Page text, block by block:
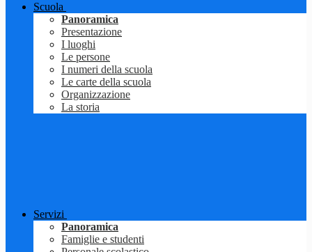
Scuola
Panoramica
Presentazione
I luoghi
Le persone
I numeri della scuola
Le carte della scuola
Organizzazione
La storia
Servizi
Panoramica
Famiglie e studenti